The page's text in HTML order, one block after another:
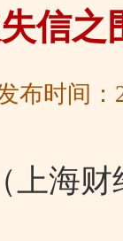
信之
布时间：
上海